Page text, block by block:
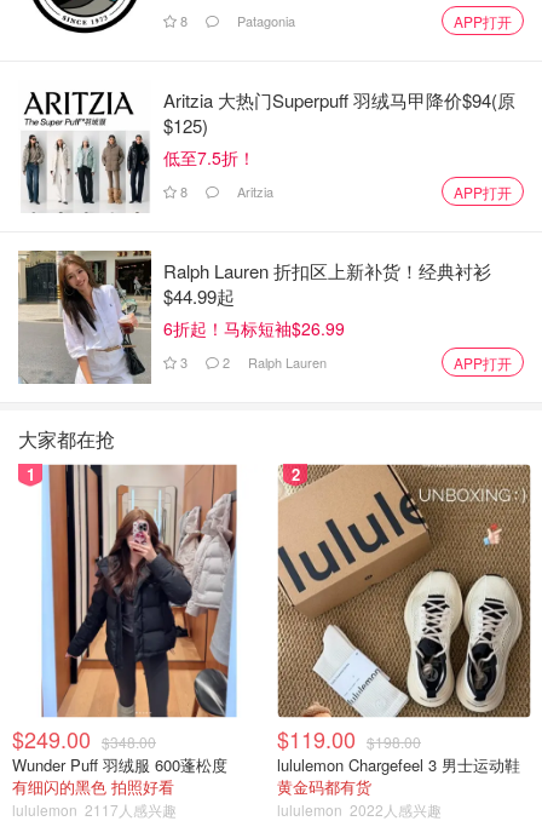
8 Patagonia APP打开
Aritzia 大热门Superpuff 羽绒马甲降价$94(原
$125)
低至7.5折！
8 Aritzia APP打开
Ralph Lauren 折扣区上新补货！经典衬衫
$44.99起
6折起！马标短袖$26.99
3 2 Ralph Lauren APP打开
大家都在抢
1
$249.00 $348.00
Wunder Puff 羽绒服 600蓬松度
有细闪的黑色 拍照好看
lululemon 2117人感兴趣
2
$119.00 $198.00
lululemon Chargefeel 3 男士运动鞋
黄金码都有货
lululemon 2022人感兴趣